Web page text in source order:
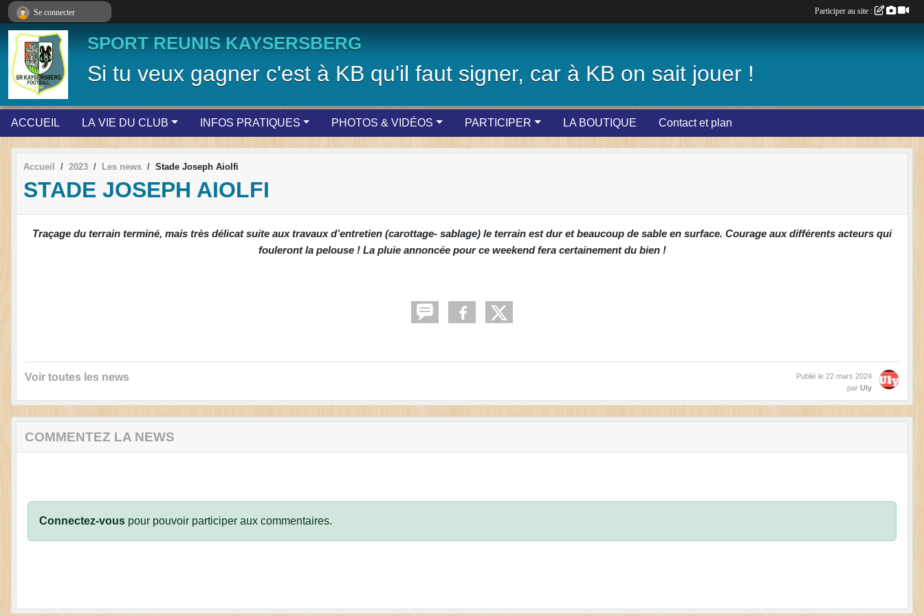
SPORT REUNIS KAYSERSBERG
Si tu veux gagner c'est à KB qu'il faut signer, car à KB on sait jouer !
ACCUEIL LA VIE DU CLUB INFOS PRATIQUES PHOTOS & VIDÉOS PARTICIPER LA BOUTIQUE Contact et plan
Accueil 2023 Les news Stade Joseph Aiolfi
STADE JOSEPH AIOLFI
Traçage du terrain terminé, mais très délicat suite aux travaux d’entretien (carottage- sablage) le terrain est dur et beaucoup de sable en surface. Courage aux différents acteurs qui
fouleront la pelouse ! La pluie annoncée pour ce weekend fera certainement du bien !
Voir toutes les news Publié le 22 mars 2024
par Uly
COMMENTEZ LA NEWS
Connectez-vous pour pouvoir participer aux commentaires.
Se connecter Participer au site :
Panneau de gestion des cookies